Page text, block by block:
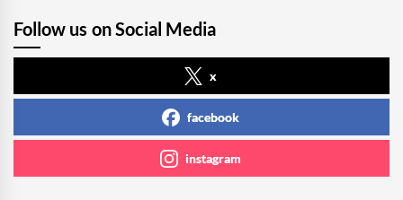
Follow us on Social Media
x
facebook
instagram